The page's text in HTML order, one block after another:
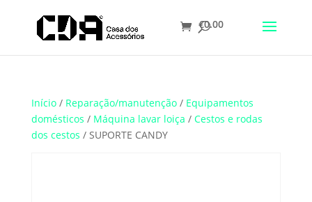
Translate
€0.00
Início/ Reparação/manutenção/ Equipamentos
domésticos / Máquina lavar loiça / Cestos e rodas
dos cestos / SUPORTE CANDY